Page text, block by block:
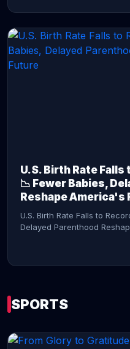
U.S. Birth Rate Falls
📉 Fewer Babies,
Reshape America's
U.S. Birth Rate Falls to
Delayed Parenthood
SPORTS